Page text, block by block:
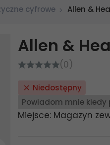
cyfrowe Allen &
Allen &
(0)
Niedostępny
Powiadom mnie
Miejsce: Magazyn